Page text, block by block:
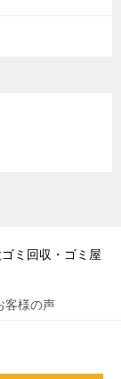
ミ回収・ゴミ屋
客様の声